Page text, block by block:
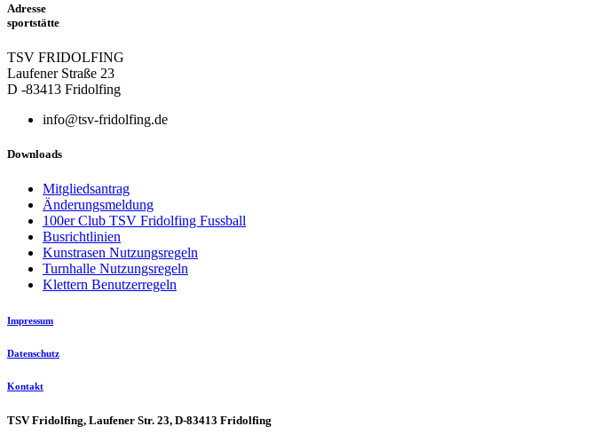
Adresse
sportstätte
TSV FRIDOLFING
Laufener Straße 23
D -83413 Fridolfing
info@tsv-fridolfing.de
Downloads
Mitgliedsantrag
Änderungsmeldung
100er Club TSV Fridolfing Fussball
Busrichtlinien
Kunstrasen Nutzungsregeln
Turnhalle Nutzungsregeln
Klettern Benutzerregeln
Impressum
Datenschutz
Kontakt
TSV Fridolfing, Laufener Str. 23, D-83413 Fridolfing